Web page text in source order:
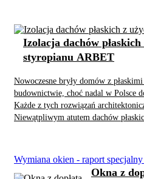
Nowoczesne bryły domów z
budownictwie, choć nadal w Polsce
Każde z tych rozwiązań
Niewątpliwym atutem dachów
hałasu podczas deszczu. Nie ma
wymiar.
Izolacja dachów
styropianu ARBET
Wymiana okien - raport
Okna z